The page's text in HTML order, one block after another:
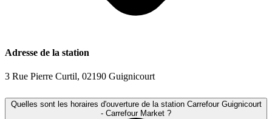
Adresse de la station
3 Rue Pierre Curtil, 02190 Guignicourt
Quelles sont les horaires d'ouverture de la station Carrefour Guignicourt
- Carrefour Market ?